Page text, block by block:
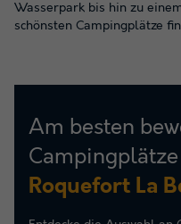
Wasserpark bis hin zu
schönsten Campingplätze
Am besten
Roquefort La